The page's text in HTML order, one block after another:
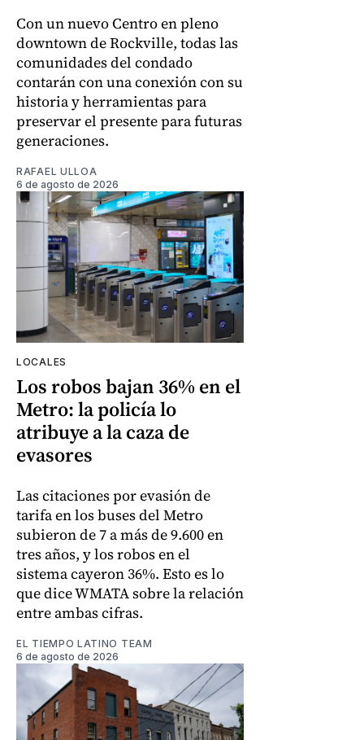
Con un nuevo Centro en pleno
downtown de Rockville, todas las
comunidades del condado
contarán con una conexión con su
historia y herramientas para
preservar el presente para futuras
generaciones.
RAFAEL ULLOA
6 de agosto de 2026
LOCALES
Los robos bajan 36% en el
Metro: la policía lo
atribuye a la caza de
evasores
Las citaciones por evasión de
tarifa en los buses del Metro
subieron de 7 a más de 9.600 en
tres años, y los robos en el
sistema cayeron 36%. Esto es lo
que dice WMATA sobre la relación
entre ambas cifras.
EL TIEMPO LATINO TEAM
6 de agosto de 2026